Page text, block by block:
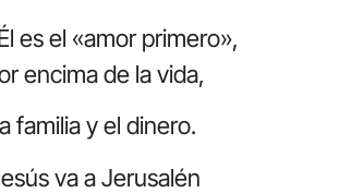
es el «amor primero»,
encima de la vida,
familia y el dinero.
va a Jerusalén